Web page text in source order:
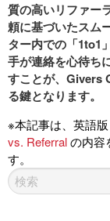
質の高いリファー
頼に基づいたスム
ター内での「1to1
手が連絡を心待ち
すことが、Givers
る鍵となります。
※本記事は、英語版
vs. Referralの内容
す。